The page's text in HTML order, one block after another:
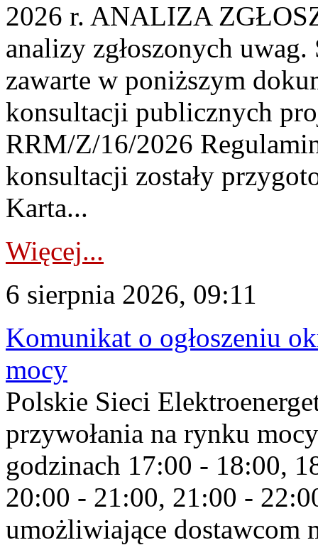
2026 r. ANALIZA
analizy zgłoszonych
zawarte w poniższym
konsultacji publicznych
RRM/Z/16/2026
konsultacji zostały
Karta...
Więcej...
6 sierpnia 2026, 09:11
Komunikat o ogłoszeniu
mocy
Polskie Sieci
przywołania na rynku
godzinach 17:00 - 18:00,
20:00 - 21:00, 21:00 -
umożliwiające dostawcom